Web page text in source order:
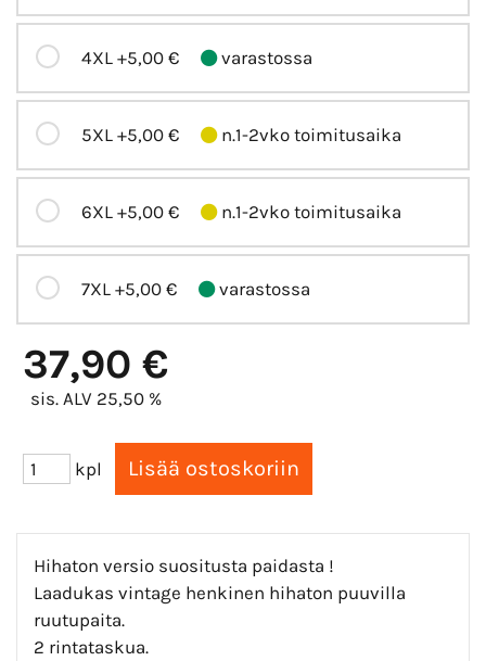
4XL +5,00 € varastossa
5XL +5,00 € n.1-2vko toimitusaika
6XL +5,00 € n.1-2vko toimitusaika
7XL +5,00 € varastossa
37,90 €
sis. ALV 25,50 %
kpl
Hihaton versio suositusta paidasta !
Laadukas vintage henkinen hihaton puuvilla
ruutupaita.
2 rintataskua.